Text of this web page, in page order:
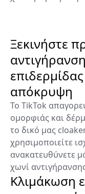
Ξεκινήστε
απόκρυψη
Το TikTok
ομορφιάς και
το δικό μας
χρησιμοποιείτε
ανακατευθύνετε
χωνί
Κλιμάκωση